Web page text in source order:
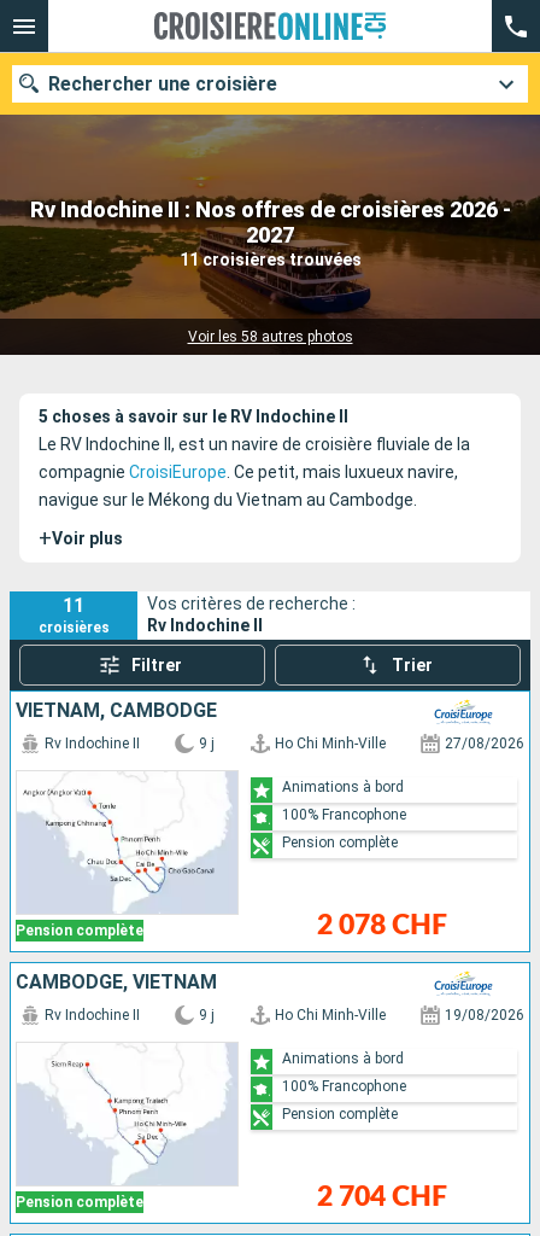
Rv Indochine II : Nos offres de croisières 2026 -
2027
11 croisières trouvées
Voir les 58 autres photos
Rechercher une croisière
Nos destinations
Mois de départ
Compagnies
5 choses à savoir sur le RV Indochine II
Le RV Indochine II, est un navire de croisière fluviale de la
compagnie CroisiEurope. Ce petit, mais luxueux navire,
navigue sur le Mékong du Vietnam au Cambodge.
+Voir plus
11
croisières
Vos critères de recherche :
Rv Indochine II
Filtrer Trier
VIETNAM, CAMBODGE
Pension complète
Rv Indochine II 9 j Ho Chi Minh-Ville 27/08/2026
2 078 CHF
Animations à bord
100% Francophone
Pension complète
CAMBODGE, VIETNAM
Pension complète
Rv Indochine II 9 j Ho Chi Minh-Ville 19/08/2026
2 704 CHF
Animations à bord
100% Francophone
Pension complète